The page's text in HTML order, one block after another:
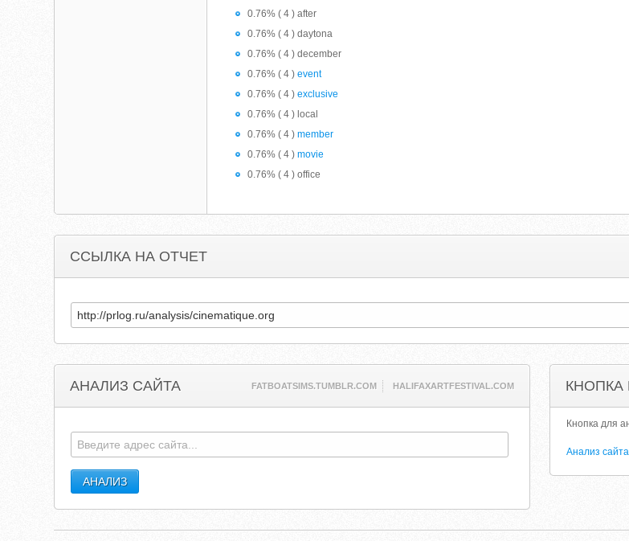
0.76% ( 4 ) after
0.76% ( 4 ) daytona
0.76% ( 4 ) december
0.76% ( 4 )event
0.76% ( 4 )exclusive
0.76% ( 4 ) local
0.76% ( 4 )member
0.76% ( 4 )movie
0.76% ( 4 ) office
ССЫЛКА НА ОТЧЕТ
АНАЛИЗ САЙТА FATBOATSIMS.TUMBLR.COM HALIFAXARTFESTIVAL.COM КНОПКА
Кнопка для
Анализ сайта